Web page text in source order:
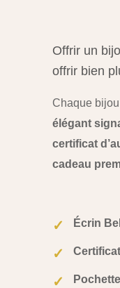
Offrir un
offrir bien
Chaque
élégant
certificat
cadeau
✓ Écrin
✓
✓